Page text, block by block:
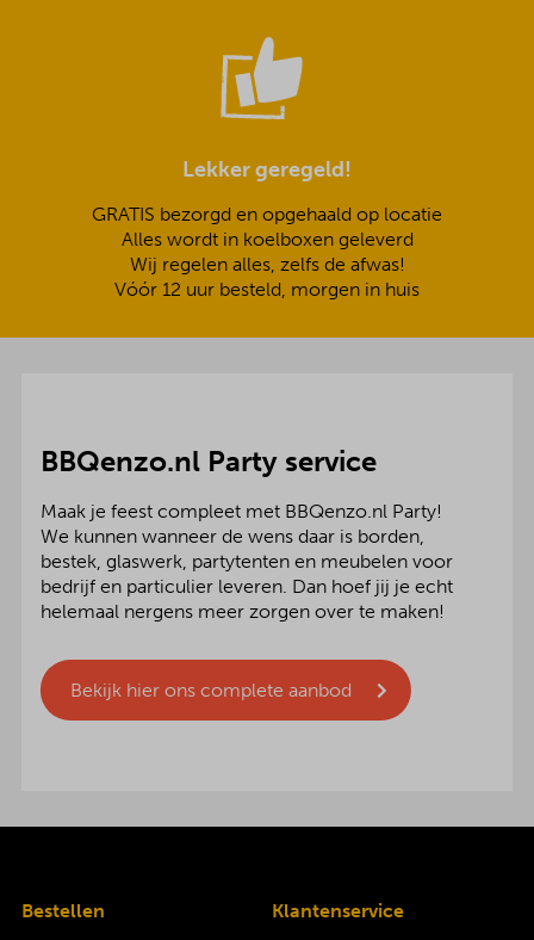
Lekker geregeld!
GRATIS bezorgd en opgehaald op locatie
Alles wordt in koelboxen geleverd
Wij regelen alles, zelfs de afwas!
Vóór 12 uur besteld, morgen in huis
BBQenzo.nl Party service
Maak je feest compleet met BBQenzo.nl Party!
We kunnen wanneer de wens daar is borden,
bestek, glaswerk, partytenten en meubelen voor
bedrijf en particulier leveren. Dan hoef jij je echt
helemaal nergens meer zorgen over te maken!
Bekijk hier ons complete aanbod
Bestellen
Klantenservice